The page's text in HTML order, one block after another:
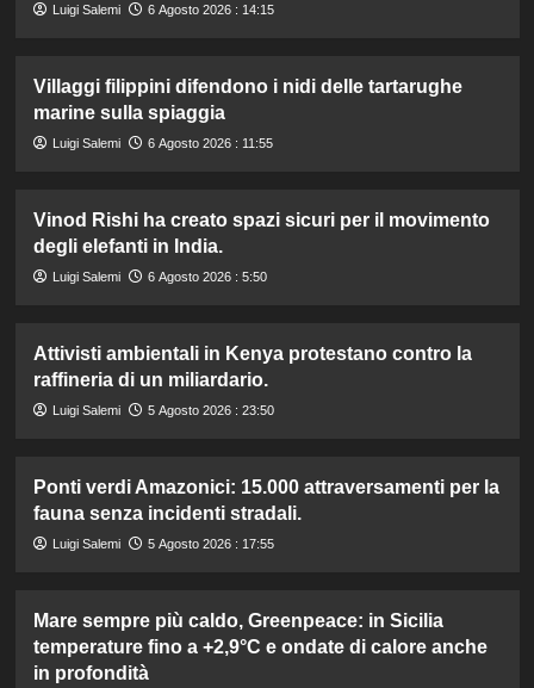
Luigi Salemi 6 Agosto 2026 : 14:15
Villaggi filippini difendono i nidi delle tartarughe
marine sulla spiaggia
Luigi Salemi 6 Agosto 2026 : 11:55
Vinod Rishi ha creato spazi sicuri per il movimento
degli elefanti in India.
Luigi Salemi 6 Agosto 2026 : 5:50
Attivisti ambientali in Kenya protestano contro la
raffineria di un miliardario.
Luigi Salemi 5 Agosto 2026 : 23:50
Ponti verdi Amazonici: 15.000 attraversamenti per la
fauna senza incidenti stradali.
Luigi Salemi 5 Agosto 2026 : 17:55
Mare sempre più caldo, Greenpeace: in Sicilia
temperature fino a +2,9°C e ondate di calore anche
in profondità